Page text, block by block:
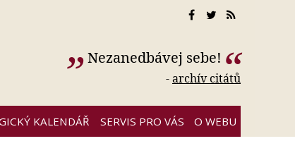
Nezanedbávej sebe!
-archív citátů
KALENDÁŘ SERVIS PRO VÁS O WEBU